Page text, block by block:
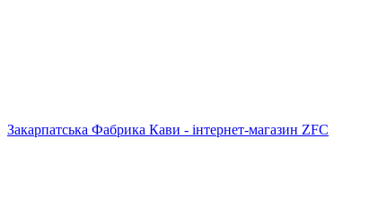
Закарпатська Фабрика Кави - інтернет-магазин ZFC